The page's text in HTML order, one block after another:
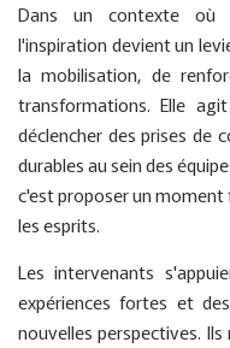
Dans un contexte où
l'inspiration devient un
la mobilisation, de
transformations. Elle
déclencher des prises de
durables au sein des
c'est proposer un
les esprits.
Les intervenants
expériences fortes et
nouvelles perspectives.